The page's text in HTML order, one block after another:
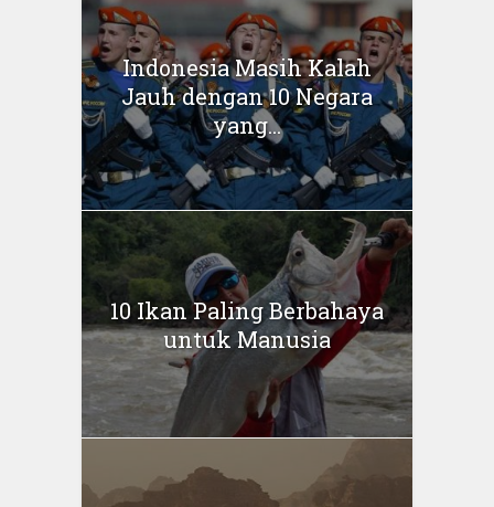
Indonesia Masih Kalah
Jauh dengan 10 Negara
yang...
10 Ikan Paling Berbahaya
untuk Manusia